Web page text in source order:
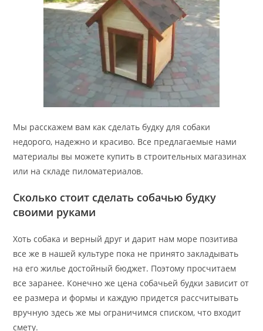
Мы расскажем вам как сделать будку для собаки
недорого, надежно и красиво. Все предлагаемые нами
материалы вы можете купить в строительных магазинах
или на складе пиломатериалов.
Сколько стоит сделать собачью будку
своими руками
Хоть собака и верный друг и дарит нам море позитива
все же в нашей культуре пока не принято закладывать
на его жилье достойный бюджет. Поэтому просчитаем
все заранее. Конечно же цена собачьей будки зависит от
ее размера и формы и каждую придется рассчитывать
вручную здесь же мы ограничимся списком, что входит
смету.